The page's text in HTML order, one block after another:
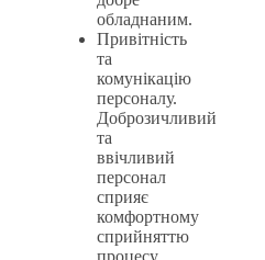
обладнаним.
Привітність
та
комунікацію
персоналу.
Доброзичливий
та
ввічливий
персонал
сприяє
комфортному
сприйняттю
процесу